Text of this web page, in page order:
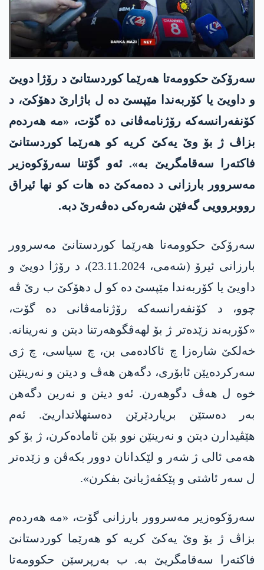
سەرۆکێ حكوومه‌تا هەرێما کوردستانێ د رۆژا دویێ
و داویێ یا کۆربەندا مێپسێ دە ل باژارێ دهۆکێ، د
کۆنفەرانسەکە رۆژنامەڤانی دە گۆت، «مە هەردەم
بزاڤ ژ بۆ وێ یەکێ کریە کو هەرێما کوردستانێ
فاکتەرا سەقامگریێ بە». ئەو گۆتنا سەرۆکوەزیر
مەسروور بارزانی د دەمەکێ دە هات کو نها ئیراق
رووبروویی گەفێن شەرەکی دەڤەرێ دبە.
سەرۆکێ حكوومه‌تا هەرێما کوردستانێ مەسروور
بارزانی ئیرۆ (شەمی، 23.11.2024)، د رۆژا دویێ و
داویێ یا کۆربەندا مێپسێ دە کو ل دهۆکێ ب رێ ڤە
چوو، د کۆنفەرانسەکە رۆژنامەڤانی دە گۆت،
«کۆربەند زێدەتر ژ بۆ لهەڤگوهەرتنا دیتن و نەرینانە.
خەلکێ شارەزا چ ئاکادەمی بن، چ سیاسی، چ ژی
سەرکردەیێن ئابۆری، دگەهن هەڤ و دیتن و نەرینێن
خوە ل هەڤ دگوهەرن. ئەو دیتن و نەرین دگەهن
بەر دەستێن بریاردێرێن دەستهلاتداریێ. ئەم
هێڤیدارن دیتن و نەرینێن نوو بێن ئامادەکرن، ژ بۆ کو
هەمی ئالی ژ شەر و لێکدانان دوور بکەڤن و زێدەتر
ل سەر ئاشتی و پێکڤەژیانێ بفکرن».
سەرۆکوەزیر مەسروور بارزانی گۆت، «مە هەردەم
بزاڤ ژ بۆ وێ یەکێ کریە کو هەرێما کوردستانێ
فاکتەرا سەقامگریێ بە. ب بەرپرسێن حكوومه‌تا